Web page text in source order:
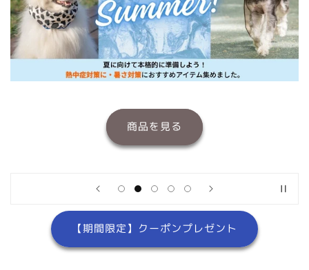
商品を見る
【期間限定】クーポンプレゼント